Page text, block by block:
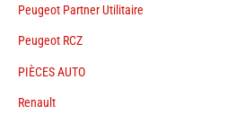
Peugeot Partner Utilitaire
Peugeot RCZ
PIÈCES AUTO
Renault